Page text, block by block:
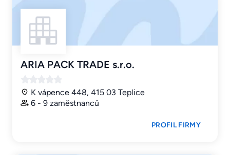
ARIA PACK TRADE s.r.o.
K vápence 448, 415 03 Teplice
6 - 9 zaměstnanců
PROFIL FIRMY